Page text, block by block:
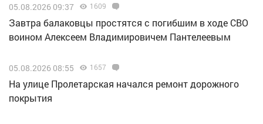
05.08.2026 09:37 1609
Завтра балаковцы простятся с погибшим в ходе СВО
воином Алексеем Владимировичем Пантелеевым
05.08.2026 08:55 1657
На улице Пролетарская начался ремонт дорожного
покрытия